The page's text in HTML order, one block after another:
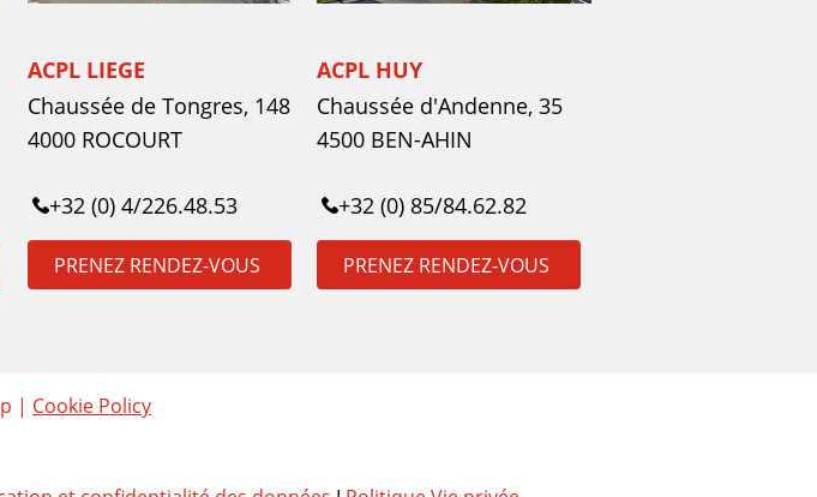
ACPL LIEGE
Chaussée de Tongres, 148
4000 ROCOURT
+32 (0) 4/226.48.53
PRENEZ RENDEZ-VOUS
ACPL HUY
Chaussée d'Andenne, 35
4500 BEN-AHIN
+32 (0) 85/84.62.82
PRENEZ RENDEZ-VOUS
| Cookie Policy